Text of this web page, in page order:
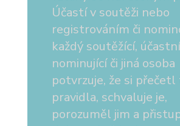
Účastí v soutěži nebo
registrováním či
každý soutěžící,
nominující či jiná osoba
potvrzuje, že si
pravidla, schvaluje je,
porozuměl jim a